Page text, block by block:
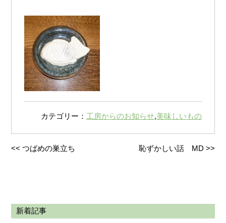
カテゴリー： 工房からのお知らせ,美味しいもの
<<つばめの巣立ち 恥ずかしい話 MD >>
新着記事